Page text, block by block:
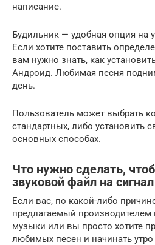
написание.
Будильник — удобная опция на
Если хотите поставить
вам нужно знать, как
Андроид. Любимая песня
день.
Пользователь может выбрать
стандартных, либо установить
основных способах.
Что нужно сделать,
звуковой файл на
Если вас, по какой-либо
предлагаемый производителем
музыки или вы просто хотите
любимых песен и начинать